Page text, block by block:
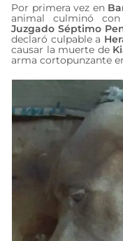
Por primera vez en
animal culminó
Juzgado Séptimo
declaró culpable a
causar la muerte de
arma cortopunzante